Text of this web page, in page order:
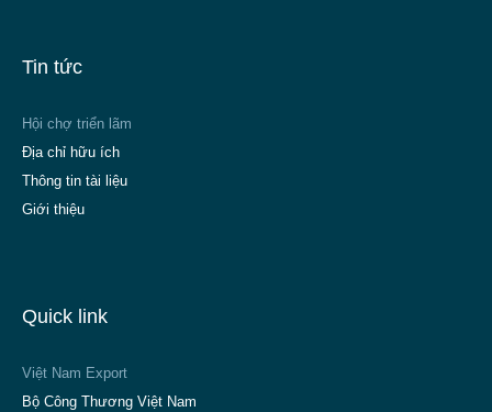
Tin tức
Hội chợ triển lãm
Địa chỉ hữu ích
Thông tin tài liệu
Giới thiệu
Quick link
Việt Nam Export
Bộ Công Thương Việt Nam